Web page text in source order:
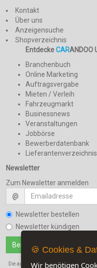
Kontakt
Über uns
Anzeigensuche
Shopverzeichnis
EntdeckeCARANDOO
Branchenbuch
Online Marketing
Auftragsvergabe
Mieten / Verleih
Fahrzeugmarkt
Businessnews
Veranstaltungen
Jobbörse
Bewerberdatenbank
Lieferantenverzeichnis
Newsletter
Zum Newsletter anmelden
@
Newsletter bestellen
Newsletter kündigen
Die auf dieser Seite verwendeten
🍪 Cookies &
Wir benötigen